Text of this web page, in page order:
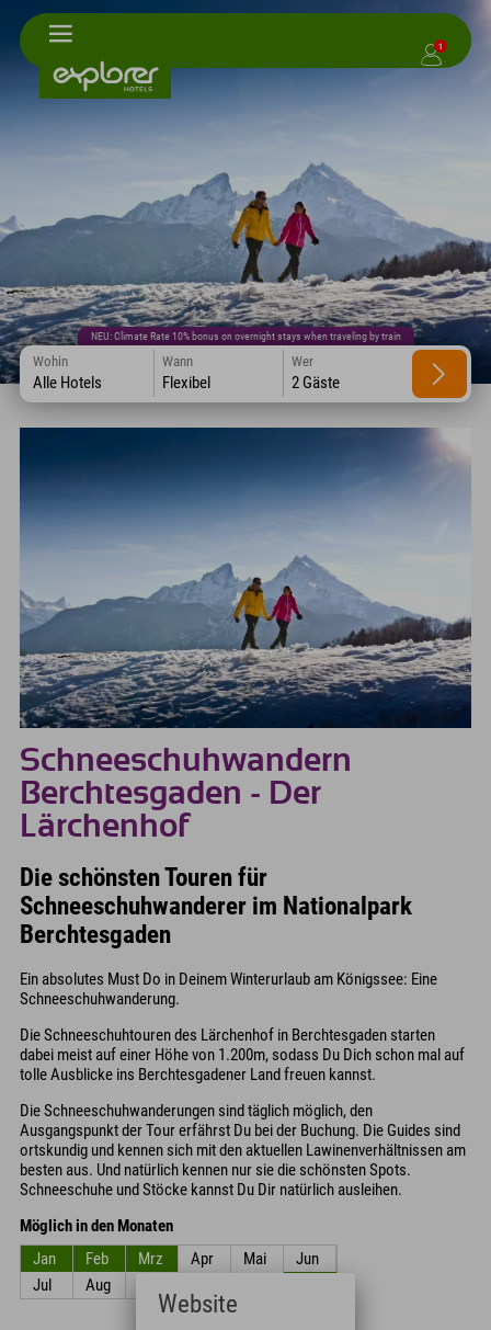
1
NEU: Climate Rate 10% bonus on overnight stays when traveling by train
Wohin
Alle Hotels
Wann
Flexibel
Wer
2 Gäste
Schneeschuhwandern
Berchtesgaden - Der
Lärchenhof
Die schönsten Touren für
Schneeschuhwanderer im Nationalpark
Berchtesgaden
Ein absolutes Must Do in Deinem Winterurlaub am Königssee: Eine
Schneeschuhwanderung.
Die Schneeschuhtouren des Lärchenhof in Berchtesgaden starten
dabei meist auf einer Höhe von 1.200m, sodass Du Dich schon mal auf
tolle Ausblicke ins Berchtesgadener Land freuen kannst.
Die Schneeschuhwanderungen sind täglich möglich, den
Ausgangspunkt der Tour erfährst Du bei der Buchung. Die Guides sind
ortskundig und kennen sich mit den aktuellen Lawinenverhältnissen am
besten aus. Und natürlich kennen nur sie die schönsten Spots.
Schneeschuhe und Stöcke kannst Du Dir natürlich ausleihen.
Möglich in den Monaten
Jan
Feb Mrz Apr Mai
Jun
Jul
Aug
Website